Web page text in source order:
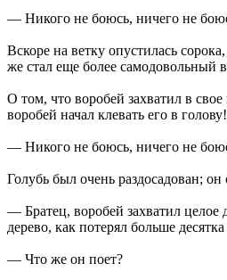
— Никого не боюсь, ничего не
Вскоре на ветку опустилась
же стал еще более самодовольный
О том, что воробей захватил в
воробей начал клевать его в
— Никого не боюсь, ничего не
Голубь был очень раздосадован;
— Братец, воробей захватил целое
дерево, как потерял больше
— Что же он поет?